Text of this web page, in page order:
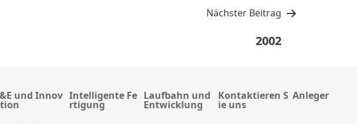
Nächster Beitrag
2002
und Innov Intelligente Fe
rtigung
Laufbahn und
Entwicklung
Kontaktieren S
ie uns
Anleger